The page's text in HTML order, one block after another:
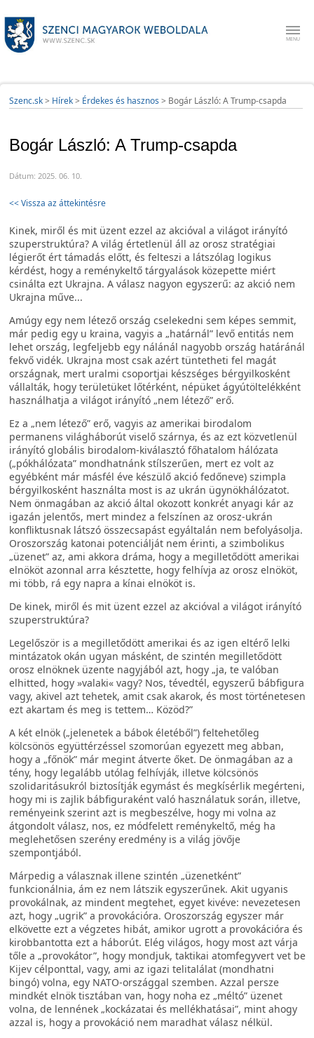
Szenc.sk> Hírek> Érdekes és hasznos > Bogár László: A Trump-csapda
Bogár László: A Trump-csapda
Dátum: 2025. 06. 10.
<< Vissza az áttekintésre
Kinek, miről és mit üzent ezzel az akcióval a világot irányító
szuperstruktúra? A világ értetlenül áll az orosz stratégiai
légierőt ért támadás előtt, és felteszi a látszólag logikus
kérdést, hogy a reménykeltő tárgyalások közepette miért
csinálta ezt Ukrajna. A válasz nagyon egyszerű: az akció nem
Ukrajna műve...
Amúgy egy nem létező ország cselekedni sem képes semmit,
már pedig egy u kraina, vagyis a „határnál” levő entitás nem
lehet ország, legfeljebb egy nálánál nagyobb ország határánál
fekvő vidék. Ukrajna most csak azért tüntetheti fel magát
országnak, mert uralmi csoportjai készséges bérgyilkosként
vállalták, hogy területüket lőtérként, népüket ágyútöltelékként
használhatja a világot irányító „nem létező” erő.
Ez a „nem létező” erő, vagyis az amerikai birodalom
permanens világháborút viselő szárnya, és az ezt közvetlenül
irányító globális birodalom-kiválasztó főhatalom hálózata
(„pókhálózata” mondhatnánk stílszerűen, mert ez volt az
egyébként már másfél éve készülő akció fedőneve) szimpla
bérgyilkosként használta most is az ukrán ügynökhálózatot.
Nem önmagában az akció által okozott konkrét anyagi kár az
igazán jelentős, mert mindez a felszínen az orosz-ukrán
konfliktusnak látszó összecsapást egyáltalán nem befolyásolja.
Oroszország katonai potenciálját nem érinti, a szimbolikus
„üzenet” az, ami akkora dráma, hogy a megilletődött amerikai
elnököt azonnal arra késztette, hogy felhívja az orosz elnököt,
mi több, rá egy napra a kínai elnököt is.
De kinek, miről és mit üzent ezzel az akcióval a világot irányító
szuperstruktúra?
Legelőször is a megilletődött amerikai és az igen eltérő lelki
mintázatok okán ugyan másként, de szintén megilletődött
orosz elnöknek üzente nagyjából azt, hogy „ja, te valóban
elhitted, hogy »valaki« vagy? Nos, tévedtél, egyszerű bábfigura
vagy, akivel azt tehetek, amit csak akarok, és most történetesen
ezt akartam és meg is tettem… Közöd?”
A két elnök („jelenetek a bábok életéből”) feltehetőleg
kölcsönös együttérzéssel szomorúan egyezett meg abban,
hogy a „főnök” már megint átverte őket. De önmagában az a
tény, hogy legalább utólag felhívják, illetve kölcsönös
szolidaritásukról biztosítják egymást és megkísérlik megérteni,
hogy mi is zajlik bábfiguraként való használatuk során, illetve,
reményeink szerint azt is megbeszélve, hogy mi volna az
átgondolt válasz, nos, ez módfelett reménykeltő, még ha
meglehetősen szerény eredmény is a világ jövője
szempontjából.
Márpedig a válasznak illene szintén „üzenetként”
funkcionálnia, ám ez nem látszik egyszerűnek. Akit ugyanis
provokálnak, az mindent megtehet, egyet kivéve: nevezetesen
azt, hogy „ugrik” a provokációra. Oroszország egyszer már
elkövette ezt a végzetes hibát, amikor ugrott a provokációra és
kirobbantotta ezt a háborút. Elég világos, hogy most azt várja
tőle a „provokátor”, hogy mondjuk, taktikai atomfegyvert vet be
Kijev célponttal, vagy, ami az igazi telitalálat (mondhatni
bingó) volna, egy NATO-országgal szemben. Azzal persze
mindkét elnök tisztában van, hogy noha ez „méltó” üzenet
volna, de lennének „kockázatai és mellékhatásai”, mint ahogy
azzal is, hogy a provokáció nem maradhat válasz nélkül.